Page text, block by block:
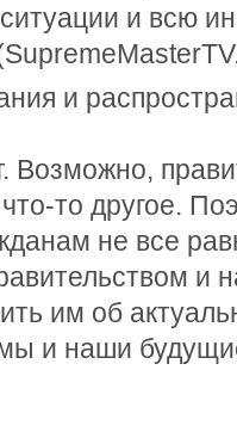
и всю
и
Возможно,
то другое.
не все
и
им об
и наши